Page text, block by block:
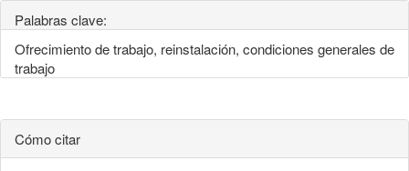
Palabras clave:
Ofrecimiento de trabajo, reinstalación, condiciones generales de
trabajo
Cómo citar